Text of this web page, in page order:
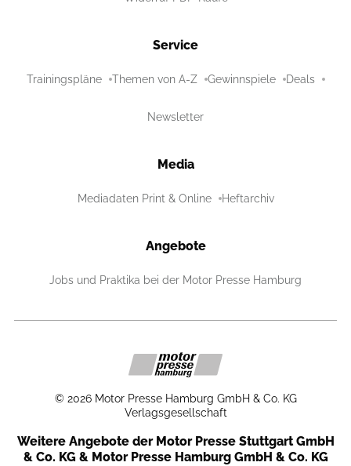
Service
Trainingspläne Themen von A-Z Gewinnspiele Deals
Newsletter
Media
Mediadaten Print & Online Heftarchiv
Angebote
Jobs und Praktika bei der Motor Presse Hamburg
© 2026 Motor Presse Hamburg GmbH & Co. KG
Verlagsgesellschaft
Weitere Angebote der Motor Presse Stuttgart GmbH
& Co. KG & Motor Presse Hamburg GmbH & Co. KG